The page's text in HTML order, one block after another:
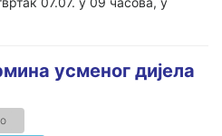
усменог дијела